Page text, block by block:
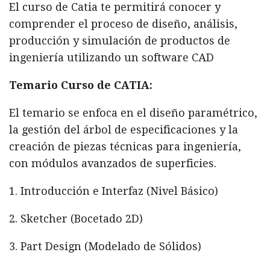
El curso de Catia te permitirá conocer y
comprender el proceso de diseño, análisis,
producción y simulación de productos de
ingeniería utilizando un software CAD
Temario Curso de CATIA:
El temario se enfoca en el diseño paramétrico,
la gestión del árbol de especificaciones y la
creación de piezas técnicas para ingeniería,
con módulos avanzados de superficies.
1. Introducción e Interfaz (Nivel Básico)
2. Sketcher (Bocetado 2D)
3. Part Design (Modelado de Sólidos)